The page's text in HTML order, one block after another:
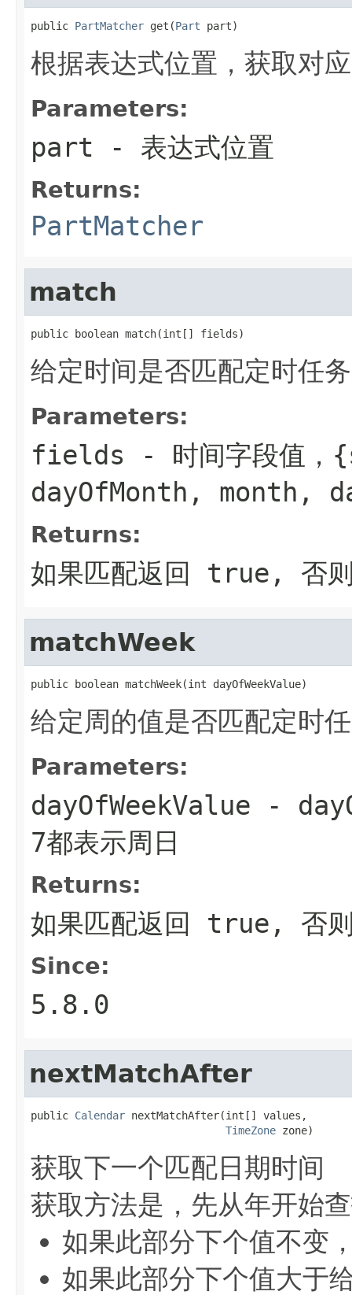
public PartMatcher get(Part part)
根据表达式位置，获取对
Parameters:
part - 表达式位置
Returns:
PartMatcher
match
public boolean match(int[] fields)
给定时间是否匹配定时任
Parameters:
fields - 时间字段值
dayOfMonth, month,
Returns:
如果匹配返回 true , 否
matchWeek
public boolean matchWeek(int dayOfWeekValue)
给定周的值是否匹配定时
Parameters:
dayOfWeekValue -
7都表示周日
Returns:
如果匹配返回 true , 否
Since:
5.8.0
nextMatchAfter
public Calendar nextMatchAfter(int[] values,
TimeZone zone)
获取下一个匹配日期时间
获取方法是，先从年开始
如果此部分下个值不变
如果此部分下个值大于